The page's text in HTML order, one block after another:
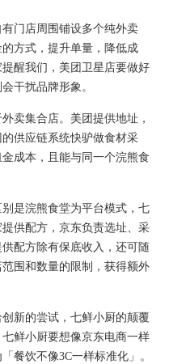
门店周围铺设多个纯外卖
方式，提升单量，降低成
醒我们，美团卫星店要做好
干扰品牌形象。
卖集合店。美团提供地址，
供应链系统快驴做食材采
成本，且能与同一个浣熊食
是浣熊食堂为平台模式，七
供配方，京东负责选址、采
配方除有保底收入，还可随
围和数量的限制，获得额外
新的尝试，七鲜小厨的颠覆
鲜小厨要想像京东电商一样
餐饮不像3C一样标准化」。